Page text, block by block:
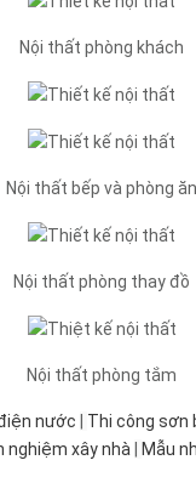
Nội thất phòng khách
Nội thất bếp và phòng
Nội thất phòng thay đồ
Nội thất phòng tắm
nước | Thi công sơn
nghiệm xây nhà |Mẫu